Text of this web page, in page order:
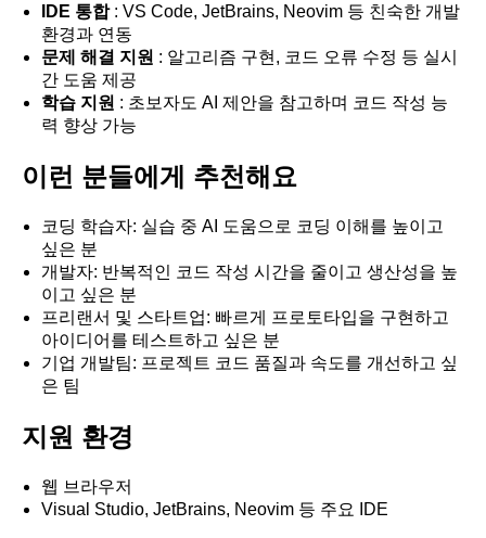
IDE 통합: VS Code, JetBrains, Neovim 등 친숙한 개발
환경과 연동
문제 해결 지원 : 알고리즘 구현, 코드 오류 수정 등 실시
간 도움 제공
학습 지원 : 초보자도 AI 제안을 참고하며 코드 작성 능
력 향상 가능
이런 분들에게 추천해요
코딩 학습자: 실습 중 AI 도움으로 코딩 이해를 높이고
싶은 분
개발자: 반복적인 코드 작성 시간을 줄이고 생산성을 높
이고 싶은 분
프리랜서 및 스타트업: 빠르게 프로토타입을 구현하고
아이디어를 테스트하고 싶은 분
기업 개발팀: 프로젝트 코드 품질과 속도를 개선하고 싶
은 팀
지원 환경
웹 브라우저
Visual Studio, JetBrains, Neovim 등 주요 IDE